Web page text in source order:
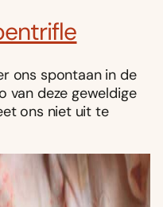
ons spontaan in de
van deze geweldige
ons niet uit te